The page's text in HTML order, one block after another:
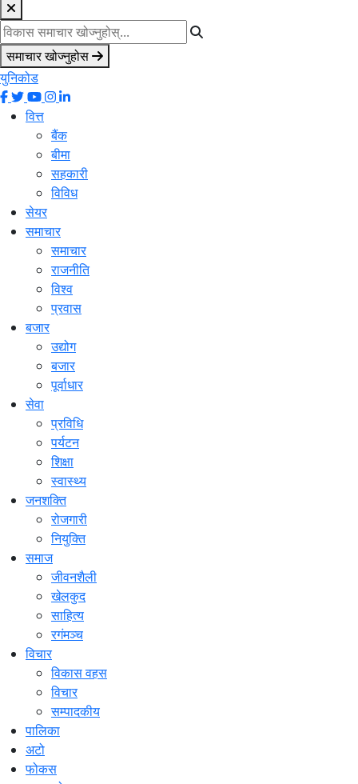
समाचार खोज्नुहोस
युनिकोड
वित्त
बैंक
बीमा
सहकारी
विविध
सेयर
समाचार
समाचार
राजनीति
विश्व
प्रवास
बजार
उद्योग
बजार
पूर्वाधार
सेवा
प्रविधि
पर्यटन
शिक्षा
स्वास्थ्य
जनशक्ति
रोजगारी
नियुक्ति
समाज
जीवनशैली
खेलकुद
साहित्य
रगंमञ्च
विचार
विकास वहस
विचार
सम्पादकीय
पालिका
अटो
फोकस